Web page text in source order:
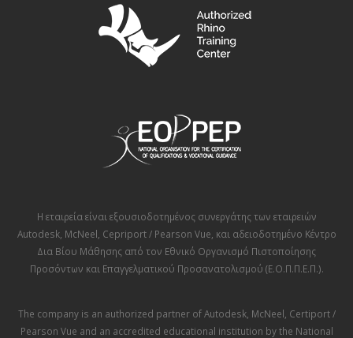
Η εταιρεία είναι εξουσιοδοτημένος συνεργάτης των εταιρειών
Autodesk, McNeel Cepriport / Pearson Vue , και αδειοδοτημένο Κέντρο
Δια Βίου Μάθησης από τον Εθνικό Οργανισμό Πιστοποίησης
Προσόντων και Επαγγελματικού Προσανατολισμού (Ε.Ο.Π.Π.Ε.Π.).
The company is an authorized partner ofAutodesk, McNeel Certiport /
Pearson Vue and an accredited educational institution by the National